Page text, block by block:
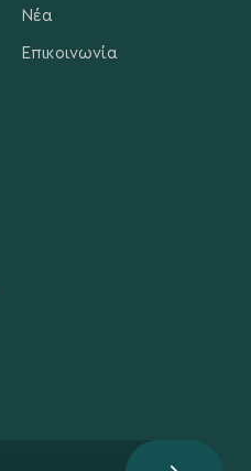
Νέα
Επικοινωνία